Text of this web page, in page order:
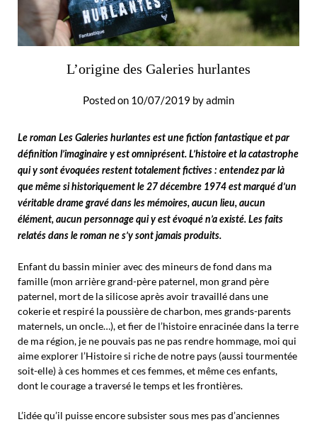
L’origine des Galeries hurlantes
Posted on 10/07/2019 byadmin
Le roman Les Galeries hurlantes est une fiction fantastique et par
définition l’imaginaire y est omniprésent. L’histoire et la catastrophe
qui y sont évoquées restent totalement fictives : entendez par là
que même si historiquement le 27 décembre 1974 est marqué d’un
véritable drame gravé dans les mémoires, aucun lieu, aucun
élément, aucun personnage qui y est évoqué n’a existé. Les faits
relatés dans le roman ne s’y sont jamais produits.
Enfant du bassin minier avec des mineurs de fond dans ma
famille (mon arrière grand-père paternel, mon grand père
paternel, mort de la silicose après avoir travaillé dans une
cokerie et respiré la poussière de charbon, mes grands-parents
maternels, un oncle…), et fier de l’histoire enracinée dans la terre
de ma région, je ne pouvais pas ne pas rendre hommage, moi qui
aime explorer l’Histoire si riche de notre pays (aussi tourmentée
soit-elle) à ces hommes et ces femmes, et même ces enfants,
dont le courage a traversé le temps et les frontières.
L’idée qu’il puisse encore subsister sous mes pas d’anciennes